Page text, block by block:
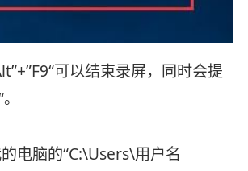
可以结束录屏，同时会提
电脑的“C:\Users\用户名